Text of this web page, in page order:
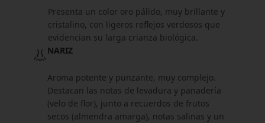
Presenta un color oro pálido, muy brillante y
cristalino, con ligeros reflejos verdosos que
evidencian su larga crianza biológica.
👃 NARIZ
Aroma potente y punzante, muy complejo.
Destacan las notas de levadura y panadería
(velo de flor), junto a recuerdos de frutos
secos (almendra amarga), notas salinas y un